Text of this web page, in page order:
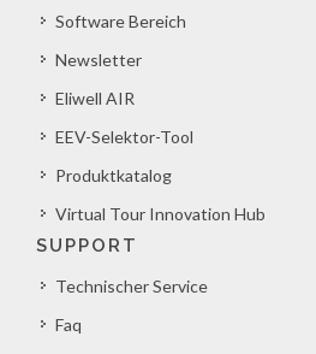
Software Bereich
Newsletter
Eliwell AIR
EEV-Selektor-Tool
Produktkatalog
Virtual Tour Innovation Hub
SUPPORT
Technischer Service
Faq